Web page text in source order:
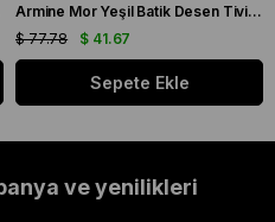
Armine Mor Yeşil Batik Desen Tivil İpek Eşarp 9136 - 50
$ 41.67
$ 77.78
Sepete Ekle
ve yenilikleri